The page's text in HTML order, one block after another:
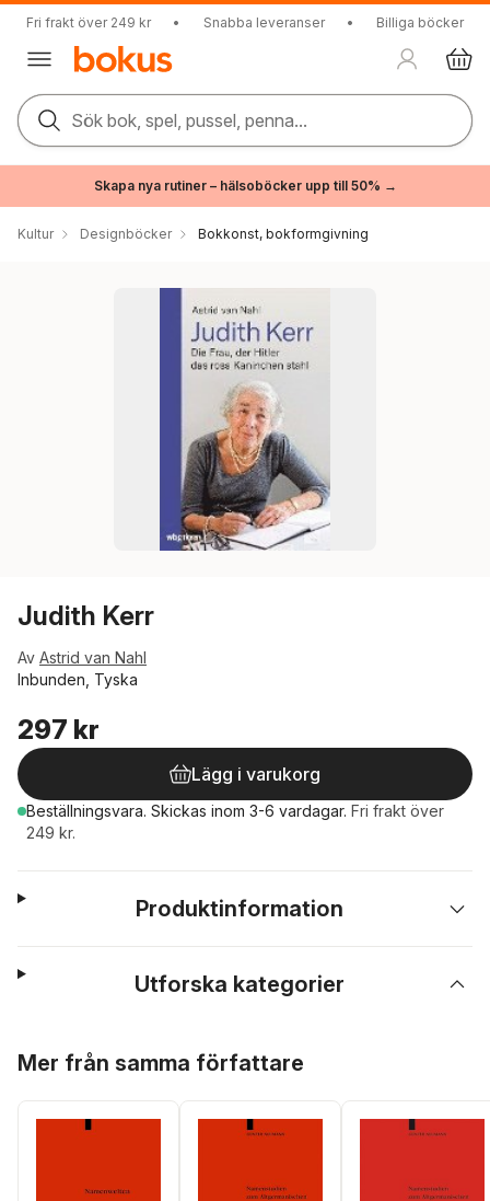
Fri frakt över 249 kr • Snabba leveranser • Billiga böcker
Sök bok, spel, pussel, penna...
Skapa nya rutiner – hälsoböcker upp till 50% →
Kultur Designböcker Bokkonst, bokformgivning
Judith Kerr
Av Astrid van Nahl
Inbunden, Tyska
297 kr
Lägg i varukorg
Beställningsvara. Skickas inom 3-6 vardagar. Fri frakt över
249 kr.
Produktinformation
Utforska kategorier
Mer från samma författare